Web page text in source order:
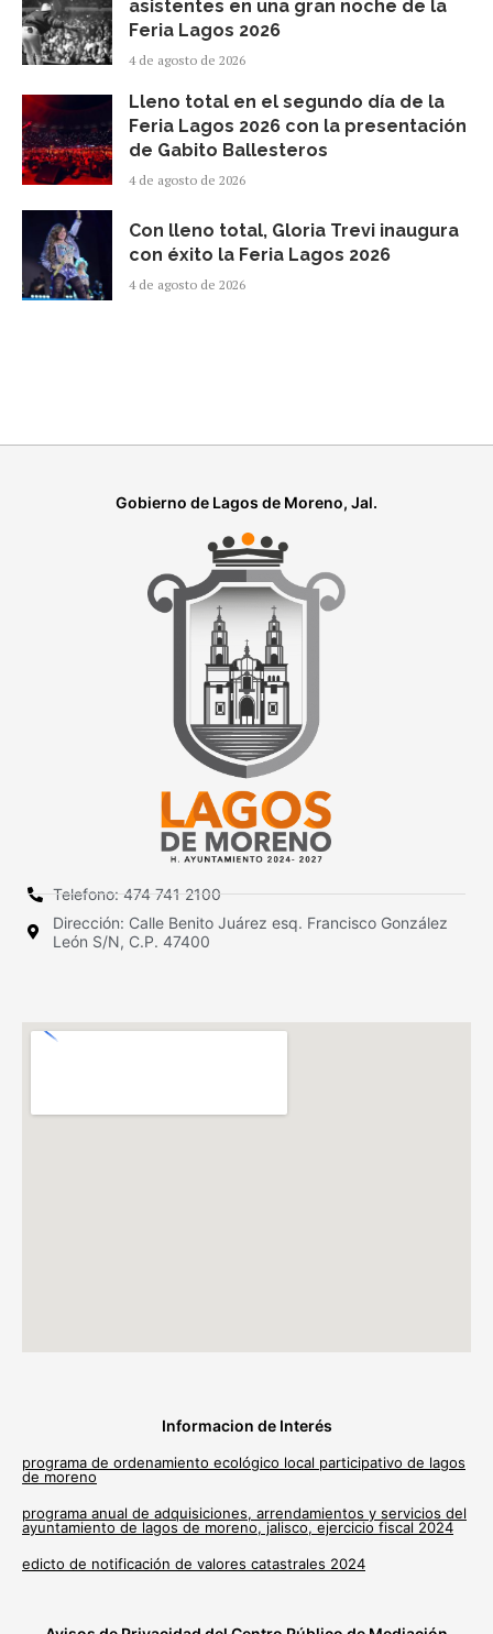
asistentes en una gran noche de la
Feria Lagos 2026
4 de agosto de 2026
Lleno total en el segundo día de la
Feria Lagos 2026 con la presentación
de Gabito Ballesteros
4 de agosto de 2026
Con lleno total, Gloria Trevi inaugura
con éxito la Feria Lagos 2026
4 de agosto de 2026
Gobierno de Lagos de Moreno, Jal.
Telefono: 474 741 2100
Dirección: Calle Benito Juárez esq. Francisco González
León S/N, C.P. 47400
Informacion de Interés
programa de ordenamiento ecológico local participativo de lagos
de moreno
programa anual de adquisiciones, arrendamientos y servicios del
ayuntamiento de lagos de moreno, jalisco, ejercicio fiscal 2024
edicto de notificación de valores catastrales 2024